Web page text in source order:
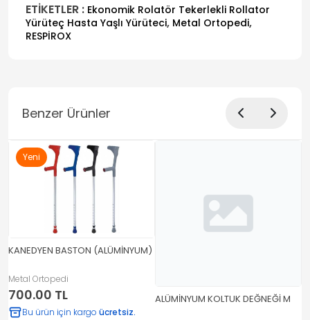
ETİKETLER : Ekonomik Rolatör Tekerlekli Rollator
Yürüteç Hasta Yaşlı Yürüteci, Metal Ortopedi,
RESPİROX
Benzer Ürünler
Yeni
KANEDYEN BASTON (ALÜMİNYUM)
Metal Ortopedi
700.00 TL
Bu ürün için kargo ücretsiz.
ALÜMİNYUM KOLTUK DEĞNEĞİ M